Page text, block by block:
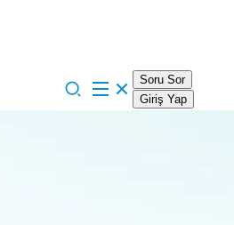
Soru Sor
Giriş Yap